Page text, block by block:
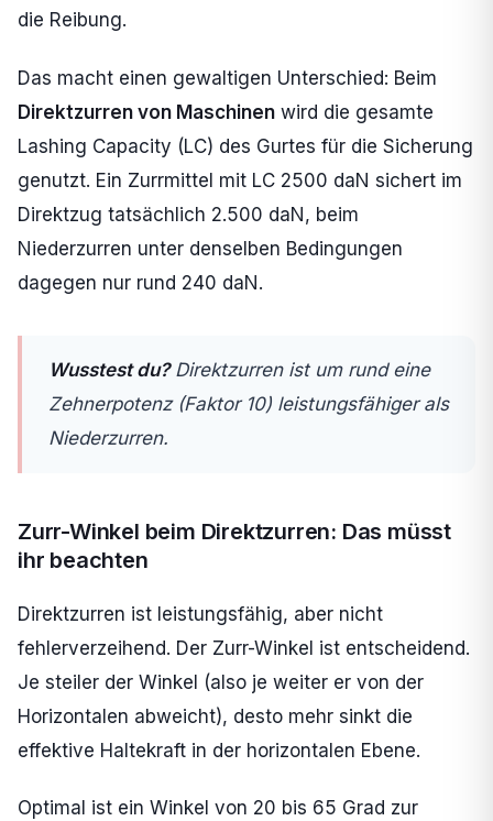
die Reibung.
Das macht einen gewaltigen Unterschied: Beim
Direktzurren von Maschinen wird die gesamte
Lashing Capacity (LC) des Gurtes für die Sicherung
genutzt. Ein Zurrmittel mit LC 2500 daN sichert im
Direktzug tatsächlich 2.500 daN, beim
Niederzurren unter denselben Bedingungen
dagegen nur rund 240 daN.
Wusstest du?Direktzurren ist um rund eine
Zehnerpotenz (Faktor 10) leistungsfähiger als
Niederzurren.
Zurr-Winkel beim Direktzurren: Das müsst
ihr beachten
Direktzurren ist leistungsfähig, aber nicht
fehlerverzeihend. Der Zurr-Winkel ist entscheidend.
Je steiler der Winkel (also je weiter er von der
Horizontalen abweicht), desto mehr sinkt die
effektive Haltekraft in der horizontalen Ebene.
Optimal ist ein Winkel von 20 bis 65 Grad zur